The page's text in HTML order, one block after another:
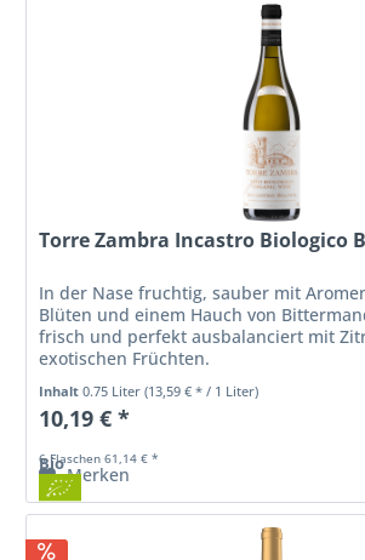
Bio
Torre Zambra Incastro Biologico
In der Nase fruchtig, sauber mit
Blüten und einem Hauch von
frisch und perfekt ausbalanciert mit
exotischen Früchten.
Inhalt0.75 Liter(13,59 € * / 1 Liter)
10,19 € *
6 Flaschen 61,14 € *
Merken